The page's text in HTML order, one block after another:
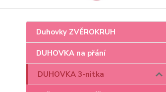
Duhovky ZVĚROKRUH
DUHOVKA na přání
DUHOVKA 3-nitka